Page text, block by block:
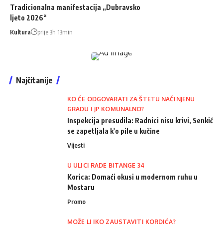
Tradicionalna manifestacija „Dubravsko
ljeto 2026“
Kultura prije 3h 13min
Najčitanije
KO ĆE ODGOVARATI ZA ŠTETU NAČINJENU
GRADU I JP KOMUNALNO?
Inspekcija presudila: Radnici nisu krivi, Senkić
se zapetljala k'o pile u kučine
Vijesti
U ULICI RADE BITANGE 34
Korica: Domaći okusi u modernom ruhu u
Mostaru
Promo
MOŽE LI IKO ZAUSTAVITI KORDIĆA?